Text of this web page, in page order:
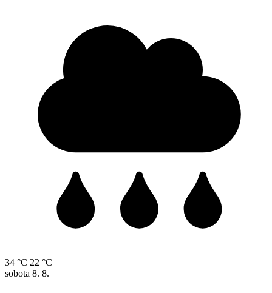
34 °C 22 °C
sobota 8. 8.